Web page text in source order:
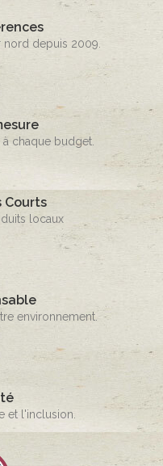
nord depuis 2009.
chaque budget.
Courts
locaux
environnement.
et l'inclusion.